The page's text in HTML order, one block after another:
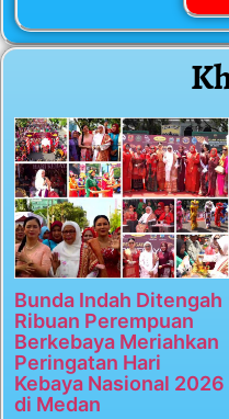
Bunda Indah Ditengah
Ribuan Perempuan
Berkebaya Meriahkan
Peringatan Hari
Kebaya Nasional 2026
di Medan